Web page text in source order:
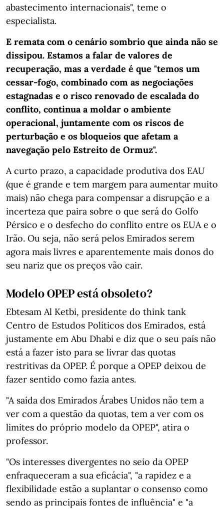
abastecimento internacionais", teme o
especialista.
E remata com o cenário sombrio que ainda não se
dissipou. Estamos a falar de valores de
recuperação, mas a verdade é que "temos um
cessar-fogo, combinado com as negociações
estagnadas e o risco renovado de escalada do
conflito, continua a moldar o ambiente
operacional, juntamente com os riscos de
perturbação e os bloqueios que afetam a
navegação pelo Estreito de Ormuz".
A curto prazo, a capacidade produtiva dos EAU
(que é grande e tem margem para aumentar muito
mais) não chega para compensar a disrupção e a
incerteza que paira sobre o que será do Golfo
Pérsico e o desfecho do conflito entre os EUA e o
Irão. Ou seja, não será pelos Emirados serem
agora mais livres e aparentemente mais donos do
seu nariz que os preços vão cair.
Modelo OPEP está obsoleto?
Ebtesam Al Ketbi, presidente do think tank
Centro de Estudos Políticos dos Emirados, está
justamente em Abu Dhabi e diz que o seu país não
está a fazer isto para se livrar das quotas
restritivas da OPEP. É porque a OPEP deixou de
fazer sentido como fazia antes.
"A saída dos Emirados Árabes Unidos não tem a
ver com a questão da quotas, tem a ver com os
limites do próprio modelo da OPEP", atira o
professor.
"Os interesses divergentes no seio da OPEP
enfraqueceram a sua eficácia", "a rapidez e a
flexibilidade estão a suplantar o consenso como
sendo as principais fontes de influência" e "a